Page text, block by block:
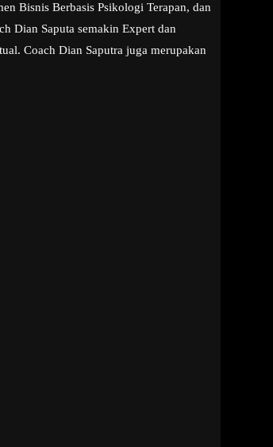
Bisnis Berbasis Psikologi Terapan, dan
Dian Saputa semakin Expert dan
Coach Dian Saputra juga merupakan